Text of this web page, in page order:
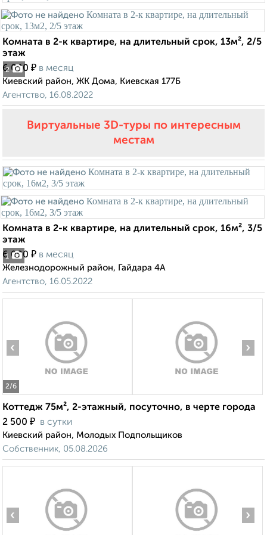
2
Комната в 2-к квартире, на длительный срок, 13м², 2/5
этаж
6 000 ₽ в месяц
Киевский район, ЖК Дома, Киевская 177Б
Агентство, 16.08.2022
Виртуальные 3D-туры по интересным
местам
1
Комната в 2-к квартире, на длительный срок, 16м², 3/5
этаж
6 000 ₽ в месяц
Железнодорожный район, Гайдара 4А
Агентство, 16.05.2022
2/6
‹ ›
Коттедж 75м², 2-этажный, посуточно, в черте города
2 500 ₽ в сутки
Киевский район, Молодых Подпольщиков
Собственник, 05.08.2026
‹ ›